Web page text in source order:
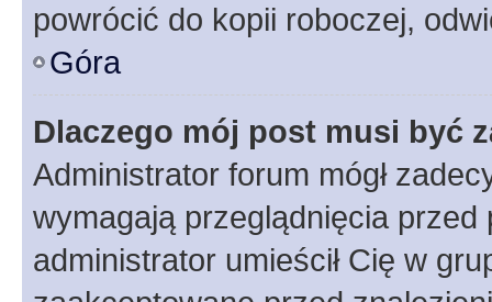
powrócić do kopii roboczej,
Góra
Dlaczego mój post musi być
Administrator forum mógł
wymagają przeglądnięcia
administrator umieścił Cię w